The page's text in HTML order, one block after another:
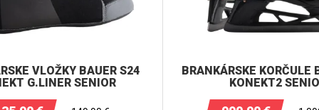
VLOŽKY BAUER S24
G.LINER SENIOR
BRANKÁRSKE KORČULE
KONEKT2